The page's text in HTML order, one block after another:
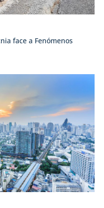
face a Fenómenos